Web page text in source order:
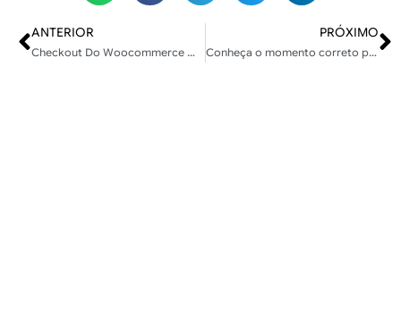
ANTERIOR
Checkout Do Woocommerce Mais Rápido Atualização HPOS
PRÓXIMO
Conheça o momento correto para começar a expansão do seu negócio on-line